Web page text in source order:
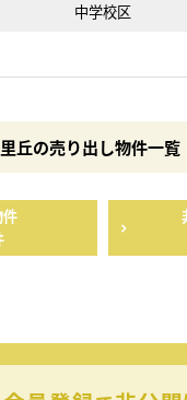
中学校区
丘の売り出し物件一覧